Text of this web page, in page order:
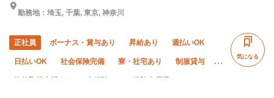
勤務地：埼玉, 千葉, 東京, 神奈川
正社員 ボーナス・賞与あり 昇給あり 週払いOK
日払いOK 社会保険完備 寮・社宅あり 制服貸与
気になる